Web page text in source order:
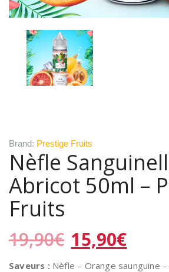
Brand: Prestige Fruits
Nèfle
Abricot 50ml –
Fruits
19,90€ Le
prix
15,90€
Saveurs : Nèfle – Orange saunguine